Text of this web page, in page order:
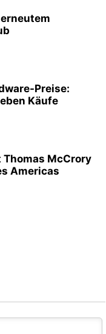
Preise:
Käufe
McCrory
Americas